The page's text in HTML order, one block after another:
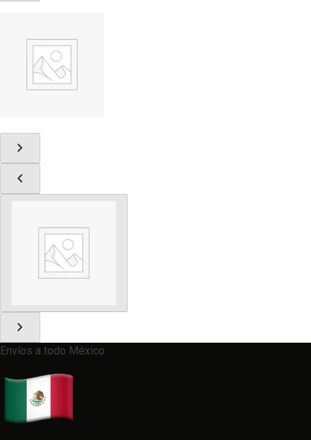
chevron_right
chevron_left
chevron_right
Envíos a todo México